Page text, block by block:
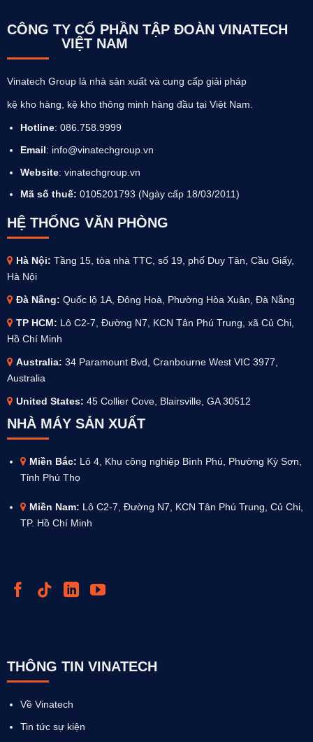
CÔNG TY CỔ PHẦN TẬP ĐOÀN VINATECH
VIỆT NAM
Vinatech Group là nhà sản xuất và cung cấp giải pháp
kệ kho hàng, kệ kho thông minh hàng đầu tại Việt Nam.
Hotline: 086.758.9999
Email: info@vinatechgroup.vn
Website: vinatechgroup.vn
Mã số thuế: 0105201793 (Ngày cấp 18/03/2011)
HỆ THỐNG VĂN PHÒNG
Hà Nội: Tầng 15, tòa nhà TTC, số 19, phố Duy Tân, Cầu Giấy,
Hà Nội
Đà Nẵng: Quốc lộ 1A, Đông Hoà, Phường Hòa Xuân, Đà Nẵng
TP HCM: Lô C2-7, Đường N7, KCN Tân Phú Trung, xã Củ Chi,
Hồ Chí Minh
Australia: 34 Paramount Bvd, Cranbourne West VIC 3977,
Australia
United States: 45 Collier Cove, Blairsville, GA 30512
NHÀ MÁY SẢN XUẤT
Miền Bắc: Lô 4, Khu công nghiệp Bình Phú, Phường Kỳ Sơn,
Tỉnh Phú Thọ
Miền Nam: Lô C2-7, Đường N7, KCN Tân Phú Trung, Củ Chi,
TP. Hồ Chí Minh
THÔNG TIN VINATECH
Về Vinatech
Tin tức sự kiện